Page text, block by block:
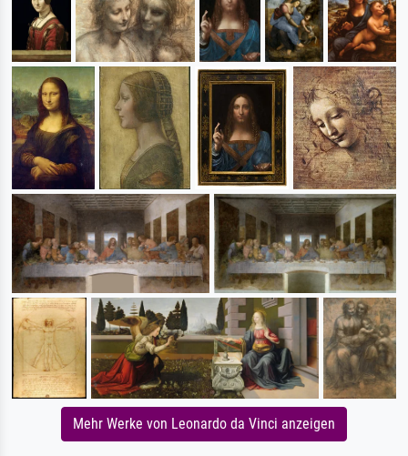
Mehr Werke von Leonardo da Vinci anzeigen